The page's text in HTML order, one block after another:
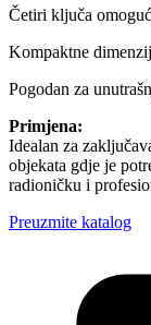
Četiri ključa
Kompaktne
Pogodan za
Primjena:
Idealan za
objekata gdje je
radioničku i
Preuzmite katalog